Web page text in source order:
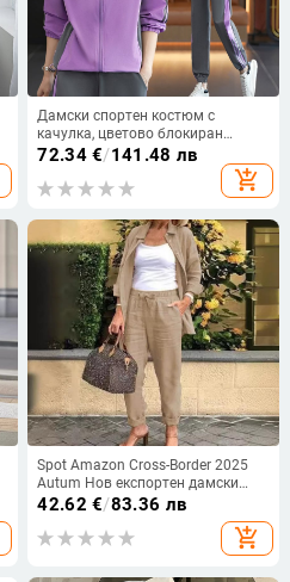
Дамски спортен костюм с
качулка, цветово блокиран
дизайн, еластичен нейлон-
еластан, ежедневен двучастков
комплект за пролет и есен
72.34€/141.48 лв
add_shopping_cart
Spot Amazon Cross-Border 2025
Autum Нов експортен дамски
комплект от две части с дълъг
ръкав и ежедневен костюм в чист
цвят
42.62 €/83.36 лв
add_shopping_cart